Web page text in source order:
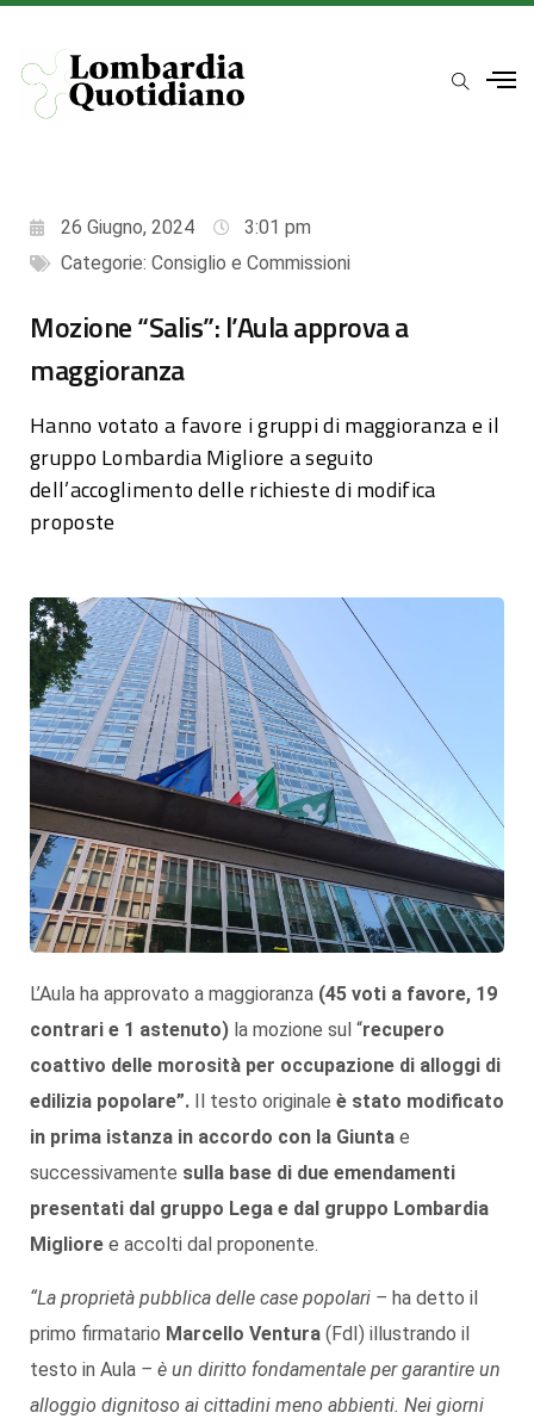
26 Giugno, 2024
3:01 pm
Categorie: Consiglio e Commissioni
Mozione “Salis”: l’Aula approva a
maggioranza
Hanno votato a favore i gruppi di maggioranza e il
gruppo Lombardia Migliore a seguito
dell’accoglimento delle richieste di modifica
proposte
L’Aula ha approvato a maggioranza (45 voti a favore, 19
contrari e 1 astenuto) la mozione sul “recupero
coattivo delle morosità per occupazione di alloggi di
edilizia popolare”.
Il testo originale è stato modificato
in prima istanza in accordo con la Giunta e
successivamente sulla base di due emendamenti
presentati dal gruppo Lega e dal gruppo Lombardia
Migliore e accolti dal proponente.
“La proprietà pubblica delle case popolari – ha detto il
primo firmatario Marcello Ventura (FdI) illustrando il
testo in Aula – è un diritto fondamentale per garantire un
alloggio dignitoso ai cittadini meno abbienti. Nei giorni